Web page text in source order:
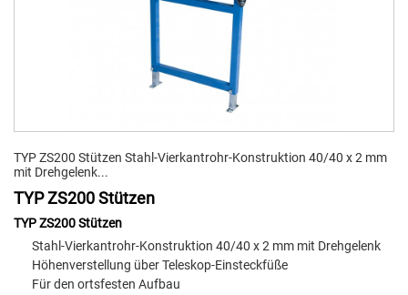
TYP ZS200 Stützen Stahl-Vierkantrohr-Konstruktion 40/40 x 2 mm
mit Drehgelenk...
TYP ZS200 Stützen
TYP ZS200 Stützen
Stahl-Vierkantrohr-Konstruktion 40/40 x 2 mm mit Drehgelenk
Höhenverstellung über Teleskop-Einsteckfüße
Für den ortsfesten Aufbau